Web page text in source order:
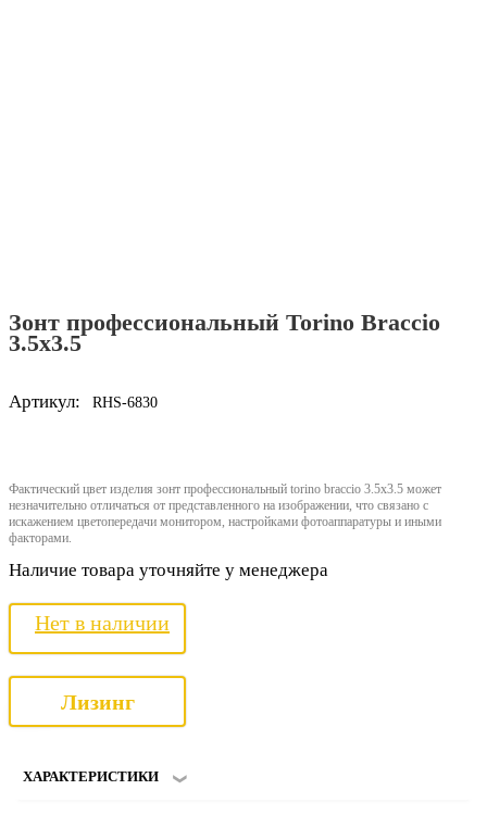
Зонт профессиональный Torino Braccio
3.5x3.5
Артикул: RHS-6830
Фактический цвет изделия зонт профессиональный torino braccio 3.5x3.5 может
незначительно отличаться от представленного на изображении, что связано с
искажением цветопередачи монитором, настройками фотоаппаратуры и иными
факторами.
Наличие товара уточняйте у менеджера
Нет в наличии
Лизинг
ХАРАКТЕРИСТИКИ